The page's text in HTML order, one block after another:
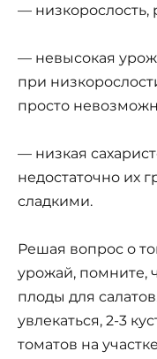
— низкорослость,
— невысокая
при
просто
— низкая
недостаточно их
сладкими.
Решая вопрос о
урожай, помните,
плоды для
увлекаться, 2-3
томатов на